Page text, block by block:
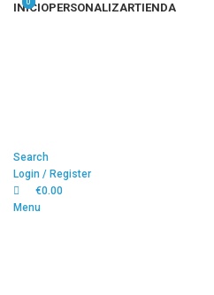
INICIOPERSONALIZARTIENDA
Search
Login / Register
0
€0.00
Menu
0